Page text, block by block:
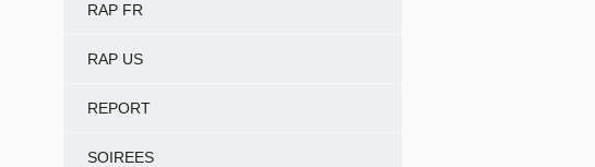
RAP FR
RAP US
REPORT
SOIREES